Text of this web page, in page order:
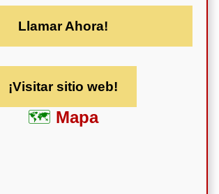
Llamar Ahora!
¡Visitar sitio web!
Mapa